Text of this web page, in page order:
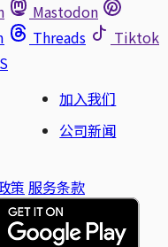
Mastodon
Threads
Tiktok
加入我们
公司新闻
策 服务条款